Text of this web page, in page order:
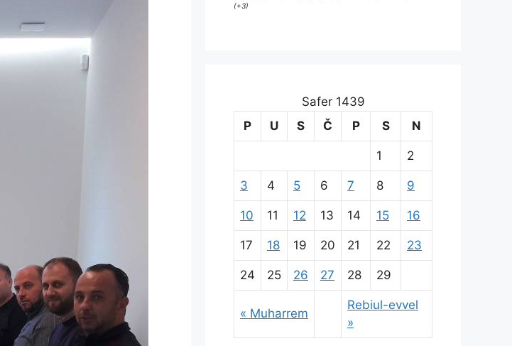
(+3)
Safer 1439
P
U S Č P S N
« Muharrem
Rebiul-evvel
»
1 2
3 4 5 6 7 8 9
10 11 12 13 14 15 16
17 18 19 20 21 22 23
24 25 26 27 28 29